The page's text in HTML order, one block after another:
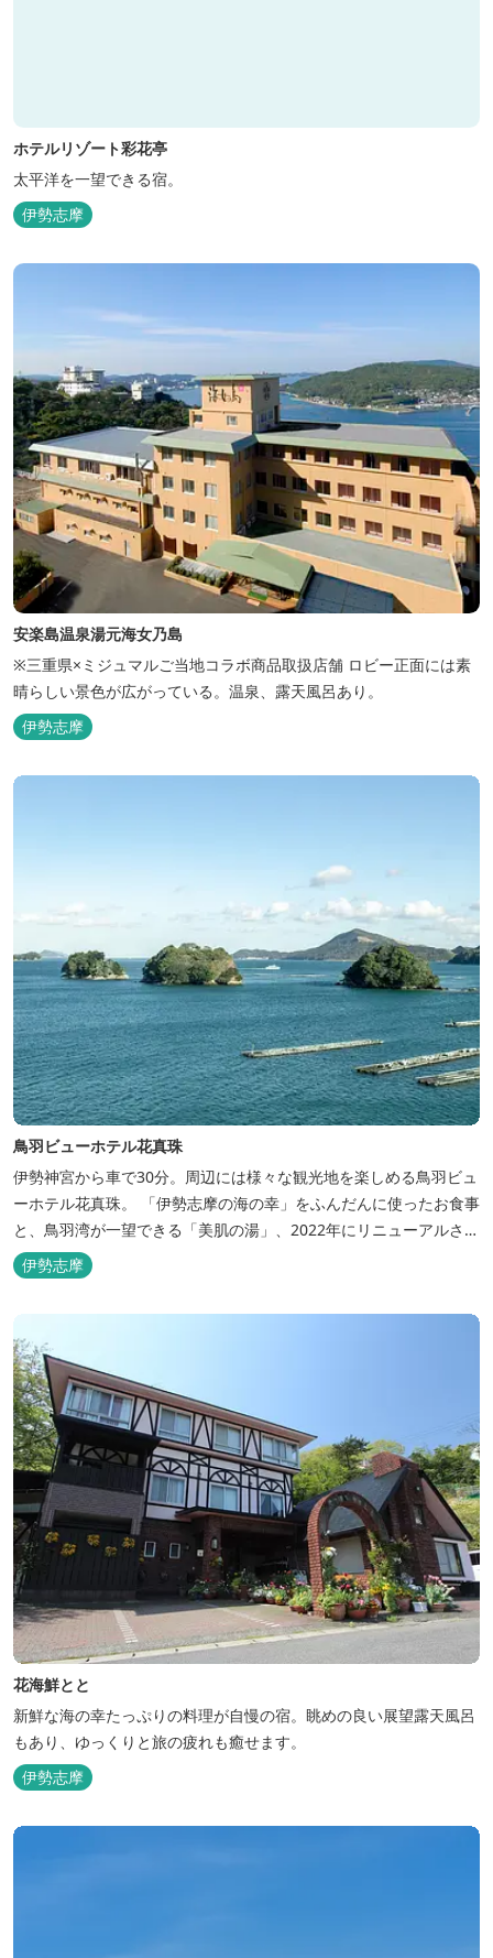
ホテルリゾート彩花亭
太平洋を一望できる宿。
伊勢志摩
安楽島温泉湯元海女乃島
※三重県×ミジュマルご当地コラボ商品取扱店舗 ロビー正面には素
晴らしい景色が広がっている。温泉、露天風呂あり。
伊勢志摩
鳥羽ビューホテル花真珠
伊勢神宮から車で30分。周辺には様々な観光地を楽しめる鳥羽ビュ
ーホテル花真珠。 「伊勢志摩の海の幸」をふんだんに使ったお食事
と、鳥羽湾が一望できる「美肌の湯」、2022年にリニューアルされ
た客室で、五感から体と心を癒やします。 【お部屋】 近年リニュ
ーアルした過ごしやすいお部屋で、親子3世代で楽しめるお部屋に
なっております。 全室オーシャンビューで雄大な鳥羽湾を一望で
き、日頃の疲...
伊勢志摩
花海鮮とと
新鮮な海の幸たっぷりの料理が自慢の宿。眺めの良い展望露天風呂
もあり、ゆっくりと旅の疲れも癒せます。
伊勢志摩